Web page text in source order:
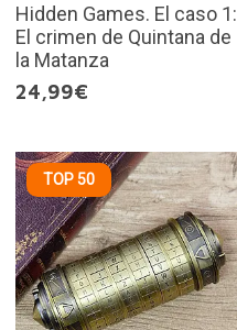
Hidden Games. El caso 1:
El crimen de Quintana de
la Matanza
24,99€
TOP 50